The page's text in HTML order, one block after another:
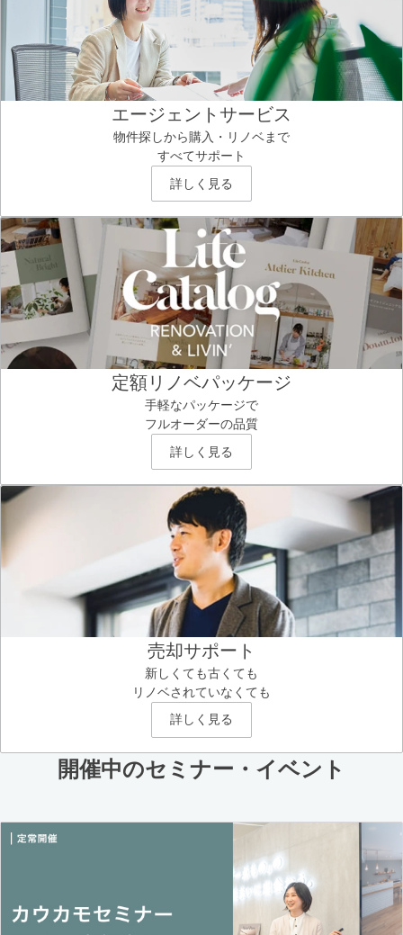
エージェントサービス
物件探しから購入・リノベまで
すべてサポート
詳しく見る
定額リノベパッケージ
手軽なパッケージで
フルオーダーの品質
詳しく見る
売却サポート
新しくても古くても
リノベされていなくても
詳しく見る
開催中のセミナー・イベント